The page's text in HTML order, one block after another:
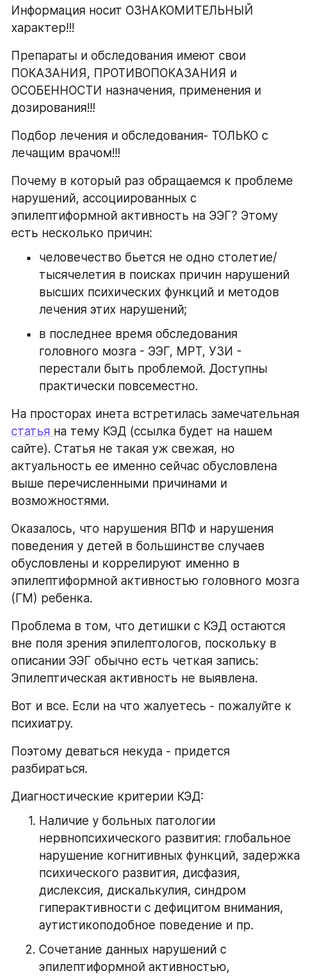
Информация носит ОЗНАКОМИТЕЛЬНЫЙ
характер!!!
Препараты и обследования имеют свои
ПОКАЗАНИЯ, ПРОТИВОПОКАЗАНИЯ и
ОСОБЕННОСТИ назначения, применения и
дозирования!!!
Подбор лечения и обследования- ТОЛЬКО с
лечащим врачом!!!
Почему в который раз обращаемся к проблеме
нарушений, ассоциированных с
эпилептиформной активность на ЭЭГ? Этому
есть несколько причин:
человечество бьется не одно столетие/
тысячелетия в поисках причин нарушений
высших психических функций и методов
лечения этих нарушений;
в последнее время обследования
головного мозга - ЭЭГ, МРТ, УЗИ -
перестали быть проблемой. Доступны
практически повсеместно.
статья на тему КЭД (ссылка будет на нашем
сайте). Статья не такая уж свежая, но
актуальность ее именно сейчас обусловлена
выше перечисленными причинами и
возможностями.
Оказалось, что нарушения ВПФ и нарушения
поведения у детей в большинстве случаев
обусловлены и коррелируют именно в
эпилептиформной активностью головного мозга
(ГМ) ребенка.
Проблема в том, что детишки с КЭД остаются
вне поля зрения эпилептологов, поскольку в
описании ЭЭГ обычно есть четкая запись:
Эпилептическая активность не выявлена.
Вот и все. Если на что жалуетесь - пожалуйте к
психиатру.
Поэтому деваться некуда - придется
разбираться.
Диагностические критерии КЭД:
Наличие у больных патологии
нервнопсихического развития: глобальное
нарушение когнитивных функций, задержка
психического развития, дисфазия,
дислексия, дискалькулия, синдром
гиперактивности с дефицитом внимания,
аутистикоподобное поведение и пр.
Сочетание данных нарушений с
эпилептиформной активностью,